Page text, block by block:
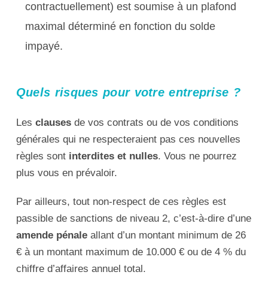
contractuellement) est soumise à un plafond
maximal déterminé en fonction du solde
impayé.
Quels risques pour votre entreprise ?
Les clausesde vos contrats ou de vos conditions
générales qui ne respecteraient pas ces nouvelles
règles sont interdites et nulles. Vous ne pourrez
plus vous en prévaloir.
Par ailleurs, tout non-respect de ces règles est
passible de sanctions de niveau 2, c’est-à-dire d’une
amende pénaleallant d’un montant minimum de 26
€ à un montant maximum de 10.000 € ou de 4 % du
chiffre d’affaires annuel total.